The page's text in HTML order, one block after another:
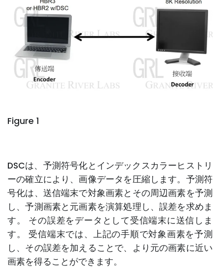
Figure 1
DSCは、予測符号化とインデックスカラーヒストリ
ーの確立により、画像データを圧縮します。予測符
号化は、送信端末で対象画素とその周辺画素を予測
し、予測画素と元画素を演算処理し、誤差を求めま
す。 その誤差をデータとして受信端末に送信しま
す。 受信端末では、上記の手順で対象画素を予測
し、その誤差を加えることで、より元の画素に近い
画素を得ることができます。